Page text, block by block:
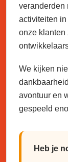
veranderden
activiteiten
onze klanten
We kijken
avontuur en
gespeeld
Heb je